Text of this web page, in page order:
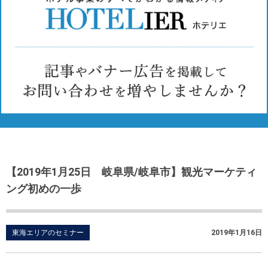
【2019年1月25日 岐阜県/岐阜市】観光マーケティ
ング初めの一歩
東海エリアのセミナー 2019年1月16日